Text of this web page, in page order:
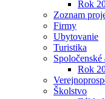
Rok
Zoznam
Firmy
Ubytovanie
Turistika
Rok
Školstvo